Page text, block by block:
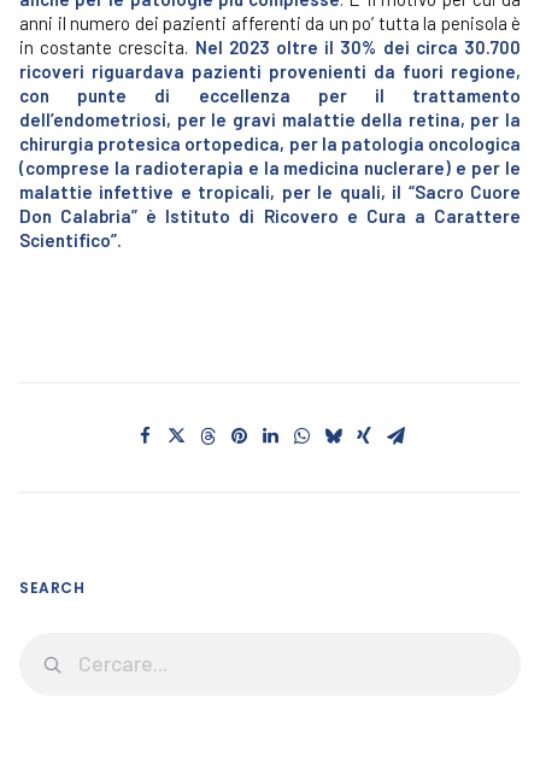
anni il numero dei pazienti afferenti da un po’ tutta la penisola è
in costante crescita. Nel 2023 oltre il 30% dei circa 30.700
ricoveri riguardava pazienti provenienti da fuori regione,
con punte di eccellenza per il trattamento
dell’endometriosi, per le gravi malattie della retina, per la
chirurgia protesica ortopedica, per la patologia oncologica
(comprese la radioterapia e la medicina nuclerare) e per le
malattie infettive e tropicali, per le quali, il “Sacro Cuore
Don Calabria” è Istituto di Ricovero e Cura a Carattere
Scientifico”.
SEARCH